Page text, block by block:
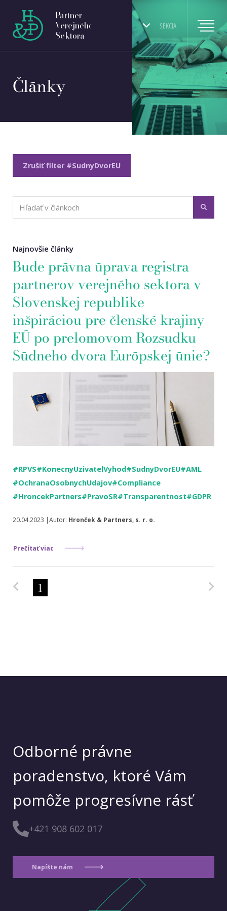
SEKCIA
Partner
Verejného
Sektora
Články
Zrušiť filter #SudnyDvorEU
Najnovšie články
Bude právna úprava registra
partnerov verejného sektora v
Slovenskej republike
inšpiráciou pre členské krajiny
EÚ po prelomovom Rozsudku
Súdneho dvora Európskej únie?
#RPVS#KonecnyUzivatelVyhod#SudnyDvorEU#AML
#OchranaOsobnychUdajov#Compliance
#HroncekPartners#PravoSR#Transparentnost#GDPR
20.04.2023 |Autor: Hronček & Partners, s. r. o.
Prečítať viac
Predchádzajúca strana
1
Odborné právne
poradenstvo, ktoré Vám
pomôže progresívne rásť
+421 908 602 017
Napíšte nám